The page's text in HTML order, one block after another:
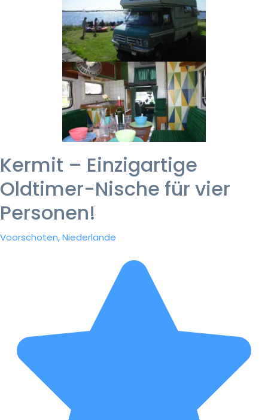
Kermit – Einzigartige
Oldtimer-Nische für vier
Personen!
Voorschoten, Niederlande